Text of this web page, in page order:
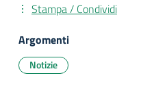
Stampa / Condividi
Argomenti
Notizie